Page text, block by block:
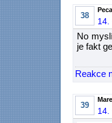
38
Peca
14.
No
je fakt
Reakce
39
14.